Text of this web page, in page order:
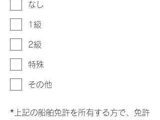
なし
1級
2級
特殊
その他
* 上記の船舶免許を所有する方で、免許